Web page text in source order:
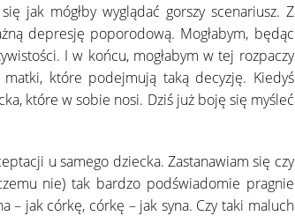
jak mógłby wyglądać gorszy scenariusz. Z
depresję poporodową. Mogłabym, będąc
I w końcu, mogłabym w tej rozpaczy
które podejmują taką decyzję. Kiedyś
które w sobie nosi. Dziś już boję się myśleć
u samego dziecka. Zastanawiam się czy
nie) tak bardzo podświadomie pragnie
– jak córkę, córkę – jak syna. Czy taki maluch